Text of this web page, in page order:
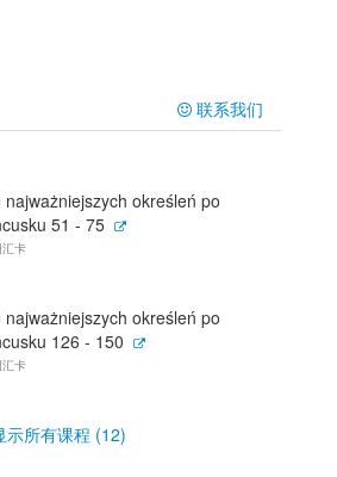
联系我们
najważniejszych określeń po
51 - 75
卡
najważniejszych określeń po
126 - 150
卡
示所有课程 (12)